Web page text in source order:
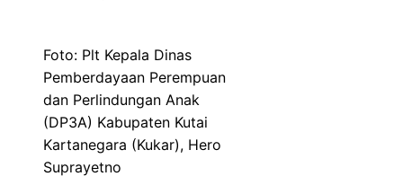
Foto: Plt Kepala Dinas
Pemberdayaan Perempuan
dan Perlindungan Anak
(DP3A) Kabupaten Kutai
Kartanegara (Kukar), Hero
Suprayetno